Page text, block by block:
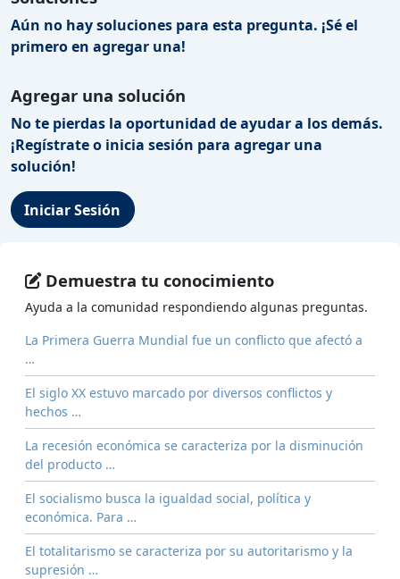
Aún no hay soluciones para esta pregunta. ¡Sé el
primero en agregar una!
Agregar una solución
No te pierdas la oportunidad de ayudar a los demás.
¡Regístrate o inicia sesión para agregar una
solución!
Iniciar Sesión
Demuestra tu conocimiento
Ayuda a la comunidad respondiendo algunas preguntas.
La Primera Guerra Mundial fue un conflicto que afectó a
…
El siglo XX estuvo marcado por diversos conflictos y
hechos …
La recesión económica se caracteriza por la disminución
del producto …
El socialismo busca la igualdad social, política y
económica. Para …
El totalitarismo se caracteriza por su autoritarismo y la
supresión …